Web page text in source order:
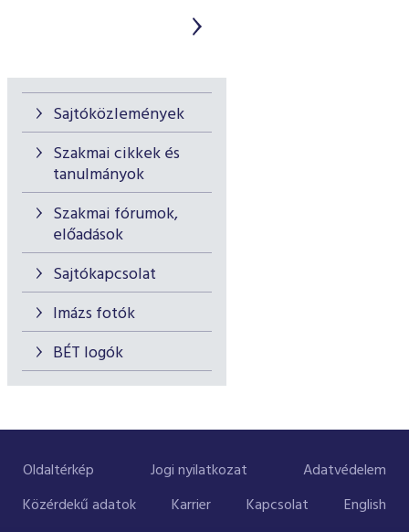
Sajtóközlemények
Szakmai cikkek és
tanulmányok
Szakmai fórumok,
előadások
Sajtókapcsolat
Imázs fotók
BÉT logók
Oldaltérkép Jogi nyilatkozat
Adatvédelem
Közérdekű adatok
Karrier Kapcsolat English